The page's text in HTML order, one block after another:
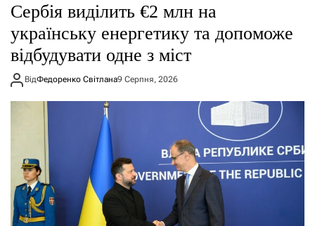
Сербія виділить €2 млн на
українську енергетику та допоможе
відбудувати одне з міст
ВідФедоренко Світлана9 Серпня, 2026